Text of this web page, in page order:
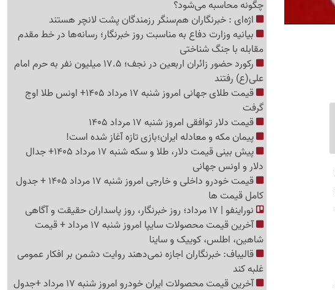
چگونه محاسبه می‌شود؟
اژه‌ای : خبرنگاران هم‌سنگر رزمندگان پشت لانچر هستند
بیانیه وزارت دفاع به مناسبت روز خبرنگار؛ رسانه‌ها در خط مقدم
مقابله با جنگ شناختی
رکورد حضور زائران اربعین در نجف؛ 17.5 میلیون نفر به حرم امام
علی(ع) رفتند
قیمت طلای جهانی امروز شنبه 17 مرداد 1405+ اونس طلا اوج
گرفت
قیمت دلار توافقی امروز شنبه 17 مرداد 1405
پیمان مکه و معادله ایران؛بازی تازه آغاز شده است!
پیش ‌بینی قیمت دلار، طلا و سکه شنبه 17 مرداد 1405+ جدال
دلار و اونس جهانی
قیمت خودرو داخلی و خارجی امروز شنبه 17 مرداد 1405 + جدول
کامل قیمت ها
نوراینفو | 17 مرداد؛ روز خبرنگار، روز پاسداران حقیقت و آگاهی
آخرین قیمت محصولات سایپا امروز شنبه 17 مرداد + قیمت
شاهین، اطلس، کوییک و ساینا
قالیباف: خبرنگاران اجازه نمی‌دهند روایت دشمن بر افکار عمومی
غلبه کند
آخرین قیمت محصولات ایران خودرو امروز شنبه 17 مرداد +جدول